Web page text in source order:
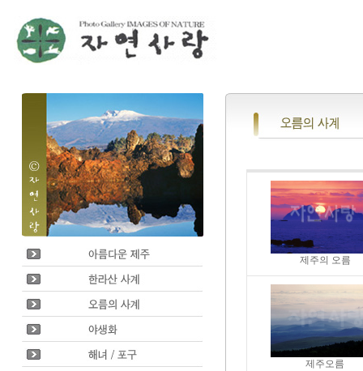
제주의 오름
제주오름